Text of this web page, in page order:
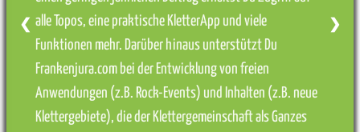
alle Topos, eine praktische KletterApp und viele
Funktionen mehr. Darüber hinaus unterstützt Du
Frankenjura.com bei der Entwicklung von freien
Anwendungen (z.B. Rock-Events) und Inhalten (z.B. neue
Klettergebiete), die der Klettergemeinschaft als Ganzes
❮ ❯